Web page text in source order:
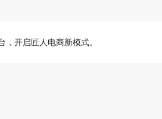
，开启匠人电商新模式。